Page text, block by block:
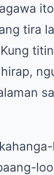
tira